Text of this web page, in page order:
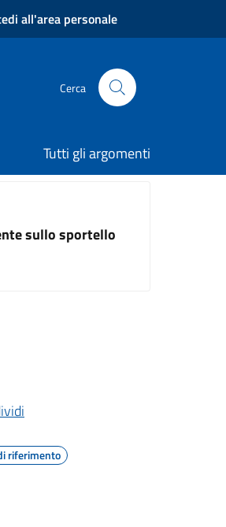
all'area personale
Cerca
Tutti gli argomenti
sullo sportello
riferimento